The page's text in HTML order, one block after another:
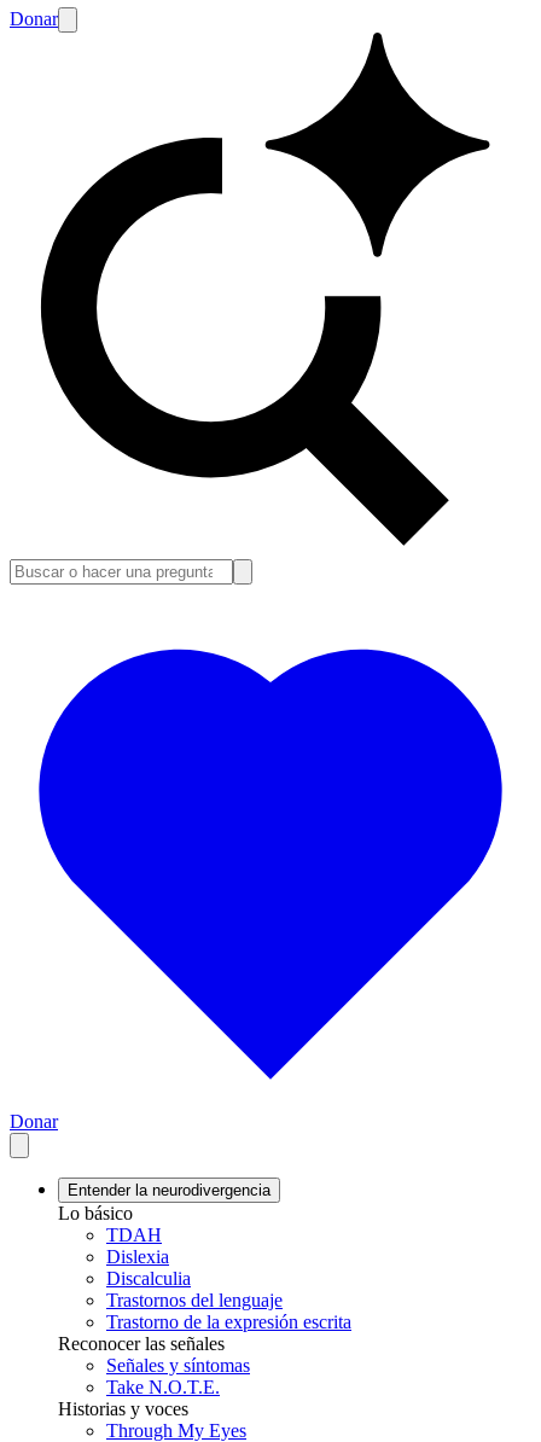
Donar
Donar
Entender la neurodivergencia
Lo básico
TDAH
Dislexia
Discalculia
Trastornos del lenguaje
Trastorno de la expresión escrita
Reconocer las señales
Señales y síntomas
Take N.O.T.E.
Historias y voces
Through My Eyes